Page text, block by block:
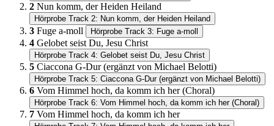
2 Nun komm, der Heiden Heiland
Hörprobe Track 2: Nun komm, der Heiden Heiland
3 Fuge a-moll Hörprobe Track 3: Fuge a-moll
4 Gelobet seist Du, Jesu Christ
Hörprobe Track 4: Gelobet seist Du, Jesu Christ
5 Ciaccona G-Dur (ergänzt von Michael Belotti)
Hörprobe Track 5: Ciaccona G-Dur (ergänzt von Michael Belotti)
6 Vom Himmel hoch, da komm ich her (Choral)
Hörprobe Track 6: Vom Himmel hoch, da komm ich her (Choral)
7 Vom Himmel hoch, da komm ich her